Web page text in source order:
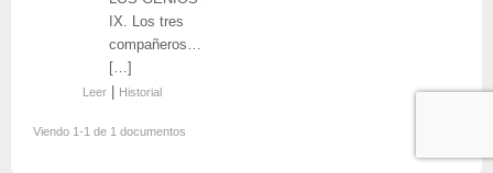
IX. Los tres
compañeros…
[…]
Leer Historial
Viendo 1-1 de 1 documentos